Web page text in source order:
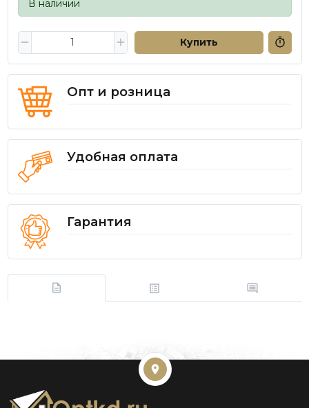
В наличии
Купить
Опт и розница
Удобная оплата
Гарантия